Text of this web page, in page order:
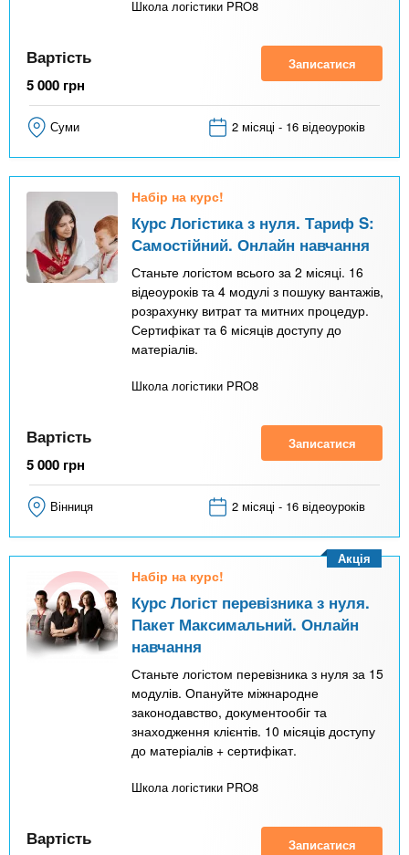
Школа логістики PRO8
Вартість
5 000 грн
Записатися
Суми 2 місяці - 16 відеоуроків
Набір на курс!
Курс Логістика з нуля. Тариф S:
Самостійний. Онлайн навчання
Станьте логістом всього за 2 місяці. 16
відеоуроків та 4 модулі з пошуку вантажів,
розрахунку витрат та митних процедур.
Сертифікат та 6 місяців доступу до
матеріалів.
Школа логістики PRO8
Вартість
5 000 грн
Записатися
Вінниця 2 місяці - 16 відеоуроків
Набір на курс!
Курс Логіст перевізника з нуля.
Пакет Максимальний. Онлайн
навчання
Станьте логістом перевізника з нуля за 15
модулів. Опануйте міжнародне
законодавство, документообіг та
знаходження клієнтів. 10 місяців доступу
до матеріалів + сертифікат.
Школа логістики PRO8
Акція
Вартість Записатися